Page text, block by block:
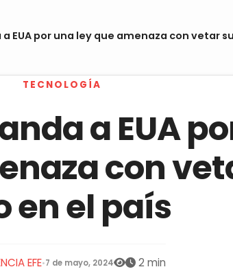
EUA por una ley que amenaza con vetar
TECNOLOGÍA
a EUA
con
en el país
EFE•7 de mayo, 2024 2 min